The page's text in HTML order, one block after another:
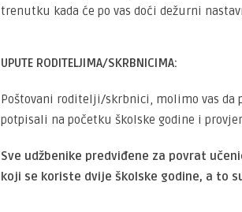
trenutku kada će po vas doći dežurni
UPUTE RODITELJIMA/SKRBNICIMA:
Poštovani roditelji/skrbnici, molimo vas da
potpisali na početku školske godine i
Sve udžbenike predviđene za povrat
koji se koriste dvije školske godine, a to